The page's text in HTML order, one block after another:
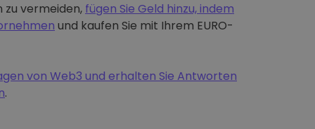
vermeiden, fügen Sie Geld hinzu, indem
und kaufen Sie mit Ihrem EURO-
von Web3 und erhalten Sie Antworten
.